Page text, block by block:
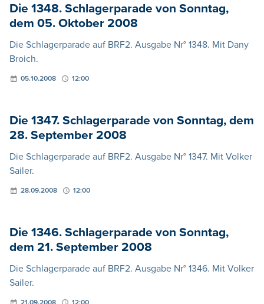
Die 1348. Schlagerparade von Sonntag,
dem 05. Oktober 2008
Die Schlagerparade auf BRF2. Ausgabe Nr° 1348. Mit Dany
Broich.
05.10.2008 12:00
Die 1347. Schlagerparade von Sonntag, dem
28. September 2008
Die Schlagerparade auf BRF2. Ausgabe Nr° 1347. Mit Volker
Sailer.
28.09.2008 12:00
Die 1346. Schlagerparade von Sonntag,
dem 21. September 2008
Die Schlagerparade auf BRF2. Ausgabe Nr° 1346. Mit Volker
Sailer.
21.09.2008 12:00